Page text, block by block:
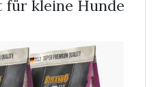
für kleine Hunde